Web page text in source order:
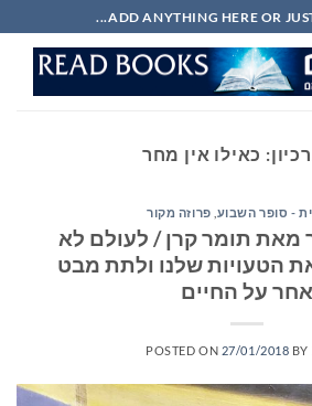
ADD ANYTHING HERE OR
כאילו אין מחר
- סופר השבוע פרוזה מקור
מאת תומר קרן / לעולם לא
הטעויות שלנו ולתת מבט
אחר על החיים
POSTED ON 27/01/2018 BY